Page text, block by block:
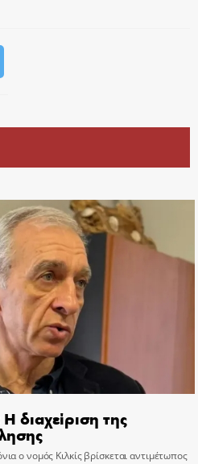
της
ο νομός Κιλκίς βρίσκεται αντιμέτωπος